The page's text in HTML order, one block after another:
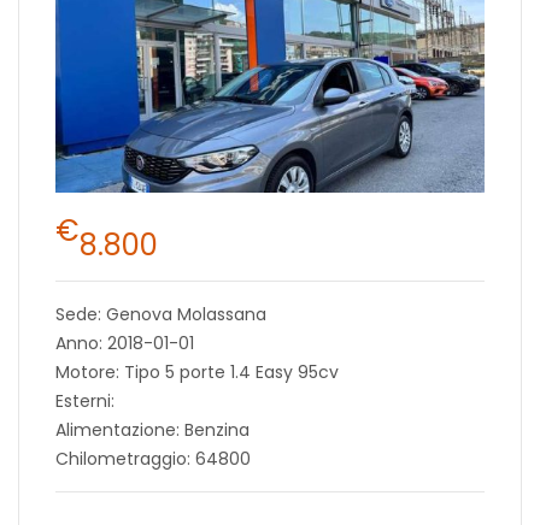
€8.800
Sede: Genova Molassana
Anno: 2018-01-01
Motore: Tipo 5 porte 1.4 Easy 95cv
Esterni:
Alimentazione: Benzina
Chilometraggio: 64800